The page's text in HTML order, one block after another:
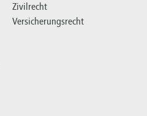
Zivilrecht
Versicherungsrecht